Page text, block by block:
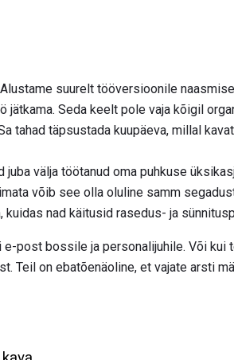
Alustame suurelt tööversioonile
jätkama. Seda keelt pole vaja kõigil
tahad täpsustada kuupäeva, millal
juba välja töötanud oma puhkuse
võib see olla oluline samm
nad käitusid rasedus- ja
e-post bossile ja personalijuhile. Või
Teil on ebatõenäoline, et vajate arsti